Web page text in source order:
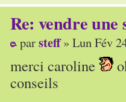
Re: vendre une
parsteff» Lun Fév
merci caroline
conseils